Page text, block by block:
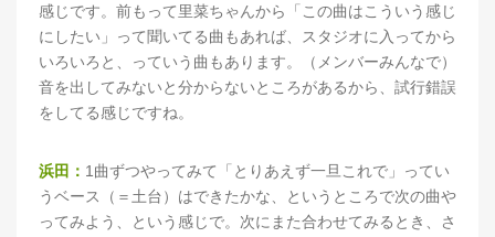
感じです。前もって里菜ちゃんから「この曲はこういう感じ
にしたい」って聞いてる曲もあれば、スタジオに入ってから
いろいろと、っていう曲もあります。（メンバーみんなで）
音を出してみないと分からないところがあるから、試行錯誤
をしてる感じですね。
浜田： 1曲ずつやってみて「とりあえず一旦これで」ってい
うベース（＝土台）はできたかな、というところで次の曲や
ってみよう、という感じで。次にまた合わせてみるとき、さ